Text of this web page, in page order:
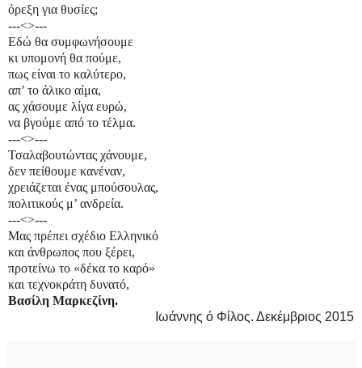
όρεξη για θυσίες;
---<>---
Εδώ θα συμφωνήσουμε
κι υπομονή θα πούμε,
πως είναι το καλύτερο,
απ’ το άλικο αίμα,
ας χάσουμε λίγα ευρώ,
να βγούμε από το τέλμα.
---<>---
Τσαλαβουτώντας χάνουμε,
δεν πείθουμε κανέναν,
χρειάζεται ένας μπούσουλας,
πολιτικούς μ’ ανδρεία.
---<>---
Μας πρέπει σχέδιο Ελληνικό
και άνθρωπος που ξέρει,
προτείνω το «δέκα το καρό»
και τεχνοκράτη δυνατό,
Βασίλη Μαρκεζίνη.
Ιωάννης ό Φίλος. Δεκέμβριος 2015